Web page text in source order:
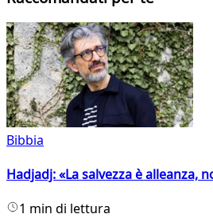
Bibbia
Hadjadj: «La salvezza è alleanza,
1 min di lettura